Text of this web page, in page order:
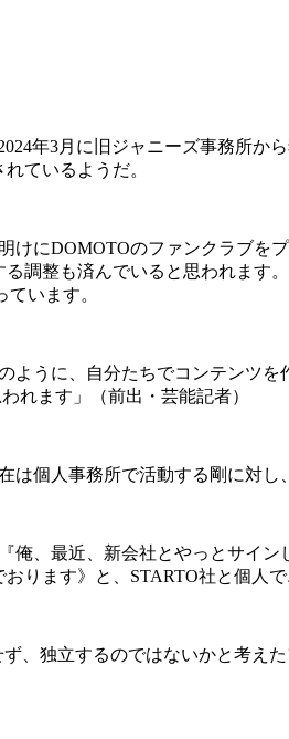
年3月に旧ジャニーズ事務所か
ているようだ。
にDOMOTOのファンクラブを
整も済んでいると思われます
います。
うに、自分たちでコンテンツ
れます」（前出・芸能記者）
個人事務所で活動する剛に対し
、最近、新会社とやっとサイ
ます》と、STARTO社と個人
独立するのではないかと考え